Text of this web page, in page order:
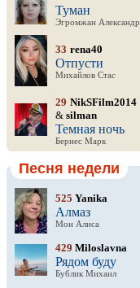
Туман
Эгромжан Александр
33 rena40
Отпусти
Михайлов Стас
29 NikSFilm2014
& silman
Темная ночь
Бернес Марк
Песня недели
525 Yanika
Алмаз
Мон Алиса
429 Miloslavna
Рядом буду
Бублик Михаил